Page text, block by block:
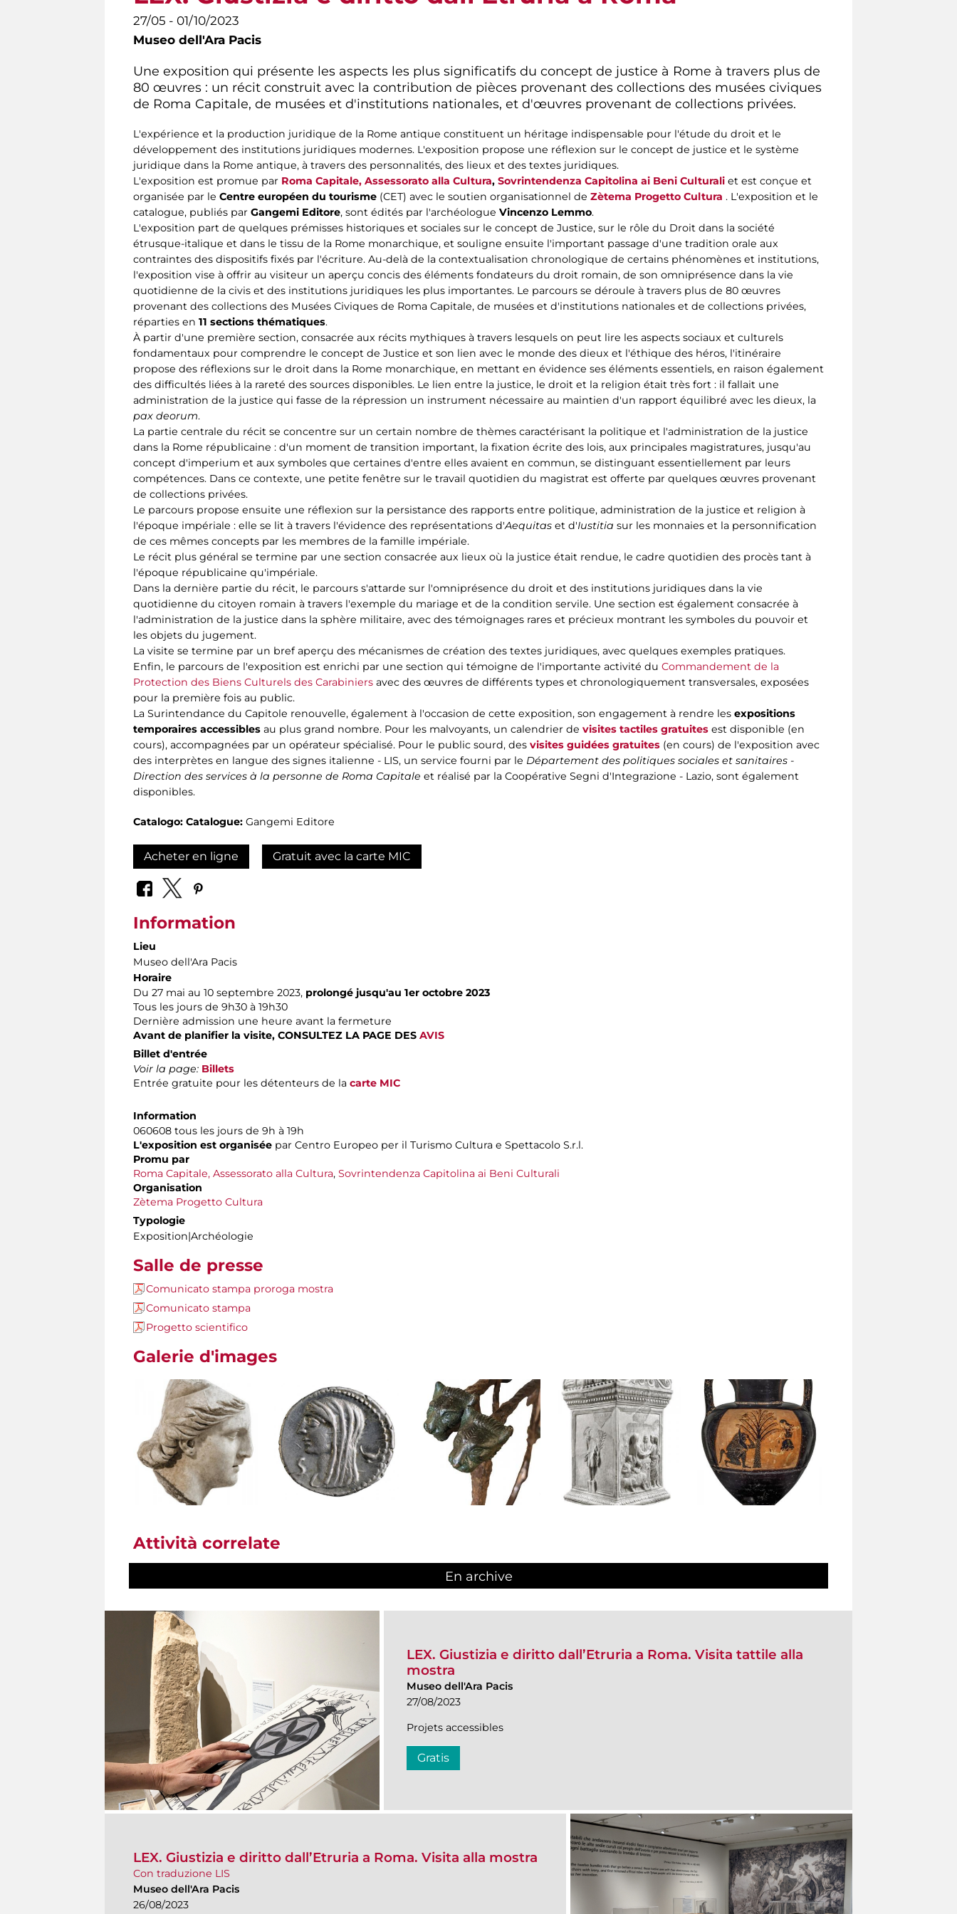
27/05 - 01/10/2023
Museo dell'Ara Pacis
Une exposition qui présente les aspects les plus significatifs du concept de justice à Rome à travers plus de
80 œuvres : un récit construit avec la contribution de pièces provenant des collections des musées civiques
de Roma Capitale, de musées et d'institutions nationales, et d'œuvres provenant de collections privées.
L'expérience et la production juridique de la Rome antique constituent un héritage indispensable pour l'étude du droit et le
développement des institutions juridiques modernes. L'exposition propose une réflexion sur le concept de justice et le système
juridique dans la Rome antique, à travers des personnalités, des lieux et des textes juridiques.
L'exposition est promue par Roma Capitale, Assessorato alla Cultura, Sovrintendenza Capitolina ai Beni Culturali et est conçue et
organisée par le Centre européen du tourisme (CET) avec le soutien organisationnel de Zètema Progetto Cultura . L'exposition et le
catalogue, publiés par Gangemi Editore, sont édités par l'archéologue Vincenzo Lemmo.
L'exposition part de quelques prémisses historiques et sociales sur le concept de Justice, sur le rôle du Droit dans la société
étrusque-italique et dans le tissu de la Rome monarchique, et souligne ensuite l'important passage d'une tradition orale aux
contraintes des dispositifs fixés par l'écriture. Au-delà de la contextualisation chronologique de certains phénomènes et institutions,
l'exposition vise à offrir au visiteur un aperçu concis des éléments fondateurs du droit romain, de son omniprésence dans la vie
quotidienne de la civis et des institutions juridiques les plus importantes. Le parcours se déroule à travers plus de 80 œuvres
provenant des collections des Musées Civiques de Roma Capitale, de musées et d'institutions nationales et de collections privées,
réparties en 11 sections thématiques.
À partir d'une première section, consacrée aux récits mythiques à travers lesquels on peut lire les aspects sociaux et culturels
fondamentaux pour comprendre le concept de Justice et son lien avec le monde des dieux et l'éthique des héros, l'itinéraire
propose des réflexions sur le droit dans la Rome monarchique, en mettant en évidence ses éléments essentiels, en raison également
des difficultés liées à la rareté des sources disponibles. Le lien entre la justice, le droit et la religion était très fort : il fallait une
administration de la justice qui fasse de la répression un instrument nécessaire au maintien d'un rapport équilibré avec les dieux, la
pax deorum.
La partie centrale du récit se concentre sur un certain nombre de thèmes caractérisant la politique et l'administration de la justice
dans la Rome républicaine : d'un moment de transition important, la fixation écrite des lois, aux principales magistratures, jusqu'au
concept d'imperium et aux symboles que certaines d'entre elles avaient en commun, se distinguant essentiellement par leurs
compétences. Dans ce contexte, une petite fenêtre sur le travail quotidien du magistrat est offerte par quelques œuvres provenant
de collections privées.
Le parcours propose ensuite une réflexion sur la persistance des rapports entre politique, administration de la justice et religion à
l'époque impériale : elle se lit à travers l'évidence des représentations d'Aequitas et d'Iustitia sur les monnaies et la personnification
de ces mêmes concepts par les membres de la famille impériale.
Le récit plus général se termine par une section consacrée aux lieux où la justice était rendue, le cadre quotidien des procès tant à
l'époque républicaine qu'impériale.
Dans la dernière partie du récit, le parcours s'attarde sur l'omniprésence du droit et des institutions juridiques dans la vie
quotidienne du citoyen romain à travers l'exemple du mariage et de la condition servile. Une section est également consacrée à
l'administration de la justice dans la sphère militaire, avec des témoignages rares et précieux montrant les symboles du pouvoir et
les objets du jugement.
La visite se termine par un bref aperçu des mécanismes de création des textes juridiques, avec quelques exemples pratiques.
Enfin, le parcours de l'exposition est enrichi par une section qui témoigne de l'importante activité du Commandement de la
Protection des Biens Culturels des Carabiniers avec des œuvres de différents types et chronologiquement transversales, exposées
pour la première fois au public.
La Surintendance du Capitole renouvelle, également à l'occasion de cette exposition, son engagement à rendre les expositions
temporaires accessibles au plus grand nombre. Pour les malvoyants, un calendrier de visites tactiles gratuites est disponible (en
cours), accompagnées par un opérateur spécialisé. Pour le public sourd, des visites guidées gratuites (en cours) de l'exposition avec
des interprètes en langue des signes italienne - LIS, un service fourni par le Département des politiques sociales et sanitaires -
Direction des services à la personne de Roma Capitale et réalisé par la Coopérative Segni d'Integrazione - Lazio, sont également
disponibles.
Catalogo: Catalogue: Gangemi Editore
Acheter en ligne Gratuit avec la carte MIC
Information
Lieu
Museo dell'Ara Pacis
Horaire
Du 27 mai au 10 septembre 2023, prolongé jusqu'au 1er octobre 2023
Tous les jours de 9h30 à 19h30
Dernière admission une heure avant la fermeture
Avant de planifier la visite, CONSULTEZ LA PAGE DES AVIS
Billet d'entrée
Voir la page: Billets
Entrée gratuite pour les détenteurs de la carte MIC
Information
060608 tous les jours de 9h à 19h
L'exposition est organisée par Centro Europeo per il Turismo Cultura e Spettacolo S.r.l.
Promu par
Roma Capitale, Assessorato alla Cultura, Sovrintendenza Capitolina ai Beni Culturali
Organisation
Zètema Progetto Cultura
Typologie
Exposition|Archéologie
Salle de presse
Comunicato stampa proroga mostra
Comunicato stampa
Progetto scientifico
Galerie d'images
Attività correlate
En archive
LEX. Giustizia e diritto dall’Etruria a Roma. Visita tattile alla
mostra
Museo dell'Ara Pacis
27/08/2023
Projets accessibles
Gratis
LEX. Giustizia e diritto dall’Etruria a Roma. Visita alla mostra
Con traduzione LIS
Museo dell'Ara Pacis
26/08/2023